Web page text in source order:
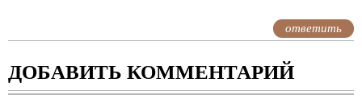
ответить
ДОБАВИТЬ КОММЕНТАРИЙ